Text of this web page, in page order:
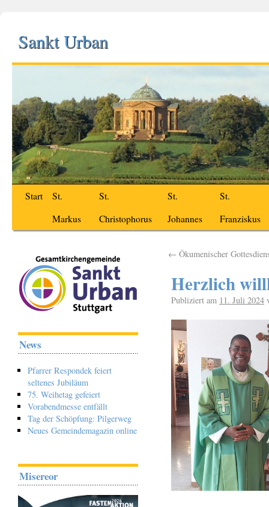
Sankt Urban
Start
St.
Markus
St.
Christophorus
St.
Johannes
St.
Franziskus
← Ökumenischer
Herzlich
Publiziert am 11. Juli 2024
News
Pfarrer Respondek feiert
seltenes Jubiläum
75. Weihetag gefeiert
Vorabendmesse entfällt
Tag der Schöpfung: Pilgerweg
Neues Gemeindemagazin online
Misereor